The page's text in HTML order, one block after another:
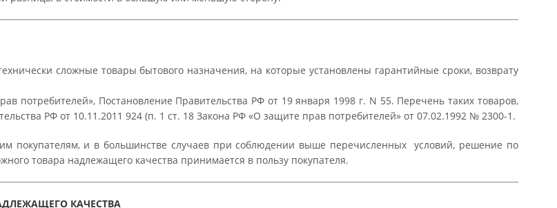
сложные товары бытового назначения, на которые установлены гарантийные сроки, возврату
потребителей», Постановление Правительства РФ от 19 января 1998 г. N 55. Перечень таких товаров,
РФ от 10.11.2011 924 (п. 1 ст. 18 Закона РФ «О защите прав потребителей» от 07.02.1992 № 2300-1.
покупателям, и в большинстве случаев при соблюдении выше перечисленных условий, решение по
товара надлежащего качества принимается в пользу покупателя.
КАЧЕСТВА